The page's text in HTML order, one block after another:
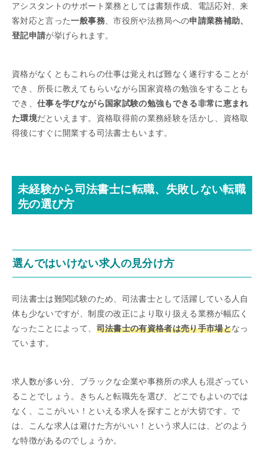
アシスタントのサポート業務としては書類作成、電話応対、来
客対応と言った一般事務、市役所や法務局への申請業務補助、
登記申請が挙げられます。
資格がなくともこれらの仕事は覚えれば難なく遂行することが
でき、所長に教えてもらいながら国家資格の勉強をすることも
でき、仕事を学びながら国家試験の勉強もできる非常に恵まれ
た環境だといえます。資格取得前の業務経験を活かし、資格取
得後にすぐに開業する司法書士もいます。
未経験から司法書士に転職、失敗しない転職
先の選び方
選んではいけない求人の見分け方
司法書士は難関試験のため、司法書士として活躍している人自
体も少ないですが、制度の改正により取り扱える業務が幅広く
なったことによって、 司法書士の有資格者は売り手市場となっ
ています。
求人数が多い分、ブラックな企業や事務所の求人も混ざってい
ることでしょう。きちんと転職先を選び、どこでもよいのでは
なく、ここがいい！といえる求人を探すことが大切です。で
は、こんな求人は避けた方がいい！という求人には、どのよう
な特徴があるのでしょうか。